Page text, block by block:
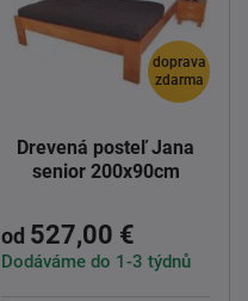
doprava
zdarma
Drevená posteľ Jana
senior 200x90cm
od 527,00 €
Dodáváme do 1-3 týdnů